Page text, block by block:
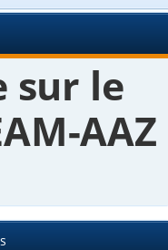
e
h
r
c
r
sur le
AAZ